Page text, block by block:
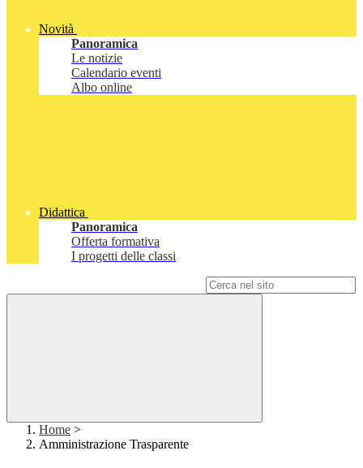
Novità
Panoramica
Le notizie
Calendario eventi
Albo online
Didattica
Panoramica
Offerta formativa
I progetti delle classi
Home >
Amministrazione Trasparente